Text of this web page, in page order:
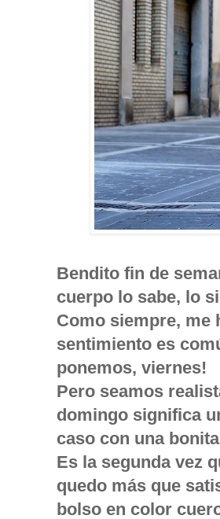
Bendito fin de
cuerpo lo sabe, lo
Como siempre, me
sentimiento es
ponemos, viernes!
Pero seamos
domingo significa
caso con una
Es la segunda vez
quedo más que
bolso en color